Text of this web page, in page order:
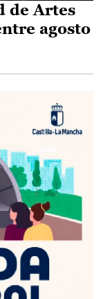
de Artes
agosto